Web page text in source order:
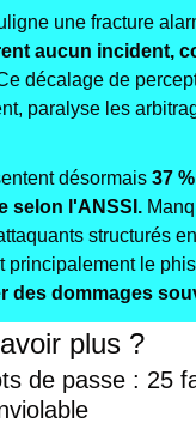
une fracture
aucun incident,
décalage de
paralyse les
désormais 37
selon l'ANSSI.
structurés
principalement le
des dommages
plus ?
de passe : 25